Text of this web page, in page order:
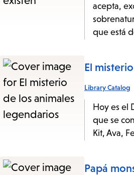
acepta,
que está
El
Library Catalog
Hoy es el
que se
Kit, Ava,
Papá